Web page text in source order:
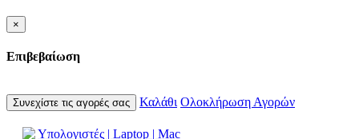
×
Επιβεβαίωση
Συνεχίστε τις αγορές σας Καλάθι Ολοκλήρωση Αγορών